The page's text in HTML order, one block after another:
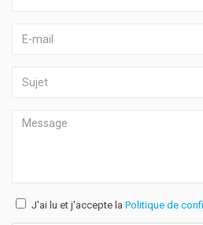
J'ai lu et j'accepte la Politique de